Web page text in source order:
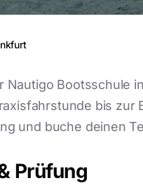
Nautigo Bootsschule
bis
und buche deinen
Prüfung